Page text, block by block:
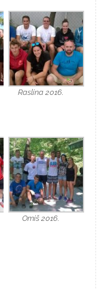
Raslina 2016.
Omiš 2016.